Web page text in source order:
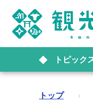
トピック
トップ ›